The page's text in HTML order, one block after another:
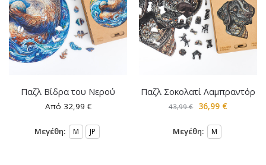
Παζλ Βίδρα του Νερού
Από 32,99€
Μεγέθη: M JP
Παζλ Σοκολατί Λαμπραντόρ
43,99€ 36,99 €
Μεγέθη: M